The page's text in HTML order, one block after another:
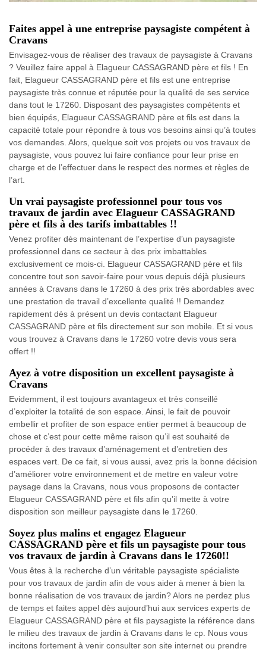
Faites appel à une entreprise paysagiste compétent à
Cravans
Envisagez-vous de réaliser des travaux de paysagiste à Cravans
? Veuillez faire appel à Elagueur CASSAGRAND père et fils ! En
fait, Elagueur CASSAGRAND père et fils est une entreprise
paysagiste très connue et réputée pour la qualité de ses service
dans tout le 17260. Disposant des paysagistes compétents et
bien équipés, Elagueur CASSAGRAND père et fils est dans la
capacité totale pour répondre à tous vos besoins ainsi qu’à toutes
vos demandes. Alors, quelque soit vos projets ou vos travaux de
paysagiste, vous pouvez lui faire confiance pour leur prise en
charge et de l’effectuer dans le respect des normes et règles de
l’art.
Un vrai paysagiste professionnel pour tous vos
travaux de jardin avec Elagueur CASSAGRAND
père et fils à des tarifs imbattables !!
Venez profiter dès maintenant de l’expertise d’un paysagiste
professionnel dans ce secteur à des prix imbattables
exclusivement ce mois-ci. Elagueur CASSAGRAND père et fils
concentre tout son savoir-faire pour vous depuis déjà plusieurs
années à Cravans dans le 17260 à des prix très abordables avec
une prestation de travail d’excellente qualité !! Demandez
rapidement dès à présent un devis contactant Elagueur
CASSAGRAND père et fils directement sur son mobile. Et si vous
vous trouvez à Cravans dans le 17260 votre devis vous sera
offert !!
Ayez à votre disposition un excellent paysagiste à
Cravans
Evidemment, il est toujours avantageux et très conseillé
d’exploiter la totalité de son espace. Ainsi, le fait de pouvoir
embellir et profiter de son espace entier permet à beaucoup de
chose et c’est pour cette même raison qu’il est souhaité de
procéder à des travaux d’aménagement et d’entretien des
espaces vert. De ce fait, si vous aussi, avez pris la bonne décision
d’améliorer votre environnement et de mettre en valeur votre
paysage dans la Cravans, nous vous proposons de contacter
Elagueur CASSAGRAND père et fils afin qu’il mette à votre
disposition son meilleur paysagiste dans le 17260.
Soyez plus malins et engagez Elagueur
CASSAGRAND père et fils un paysagiste pour tous
vos travaux de jardin à Cravans dans le 17260!!
Vous êtes à la recherche d’un véritable paysagiste spécialiste
pour vos travaux de jardin afin de vous aider à mener à bien la
bonne réalisation de vos travaux de jardin? Alors ne perdez plus
de temps et faites appel dès aujourd’hui aux services experts de
Elagueur CASSAGRAND père et fils paysagiste la référence dans
le milieu des travaux de jardin à Cravans dans le cp. Nous vous
incitons fortement à venir consulter son site internet ou prendre